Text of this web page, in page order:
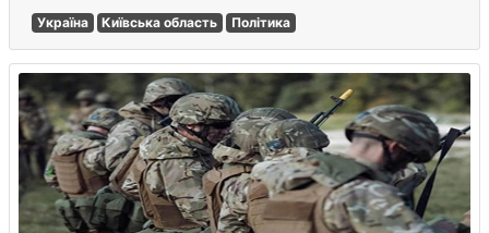
Україна Київська область Політика